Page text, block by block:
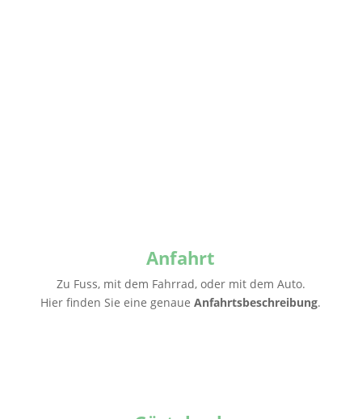
Anfahrt
Zu Fuss, mit dem Fahrrad, oder mit dem Auto.
Hier finden Sie eine genaueAnfahrtsbeschreibung.